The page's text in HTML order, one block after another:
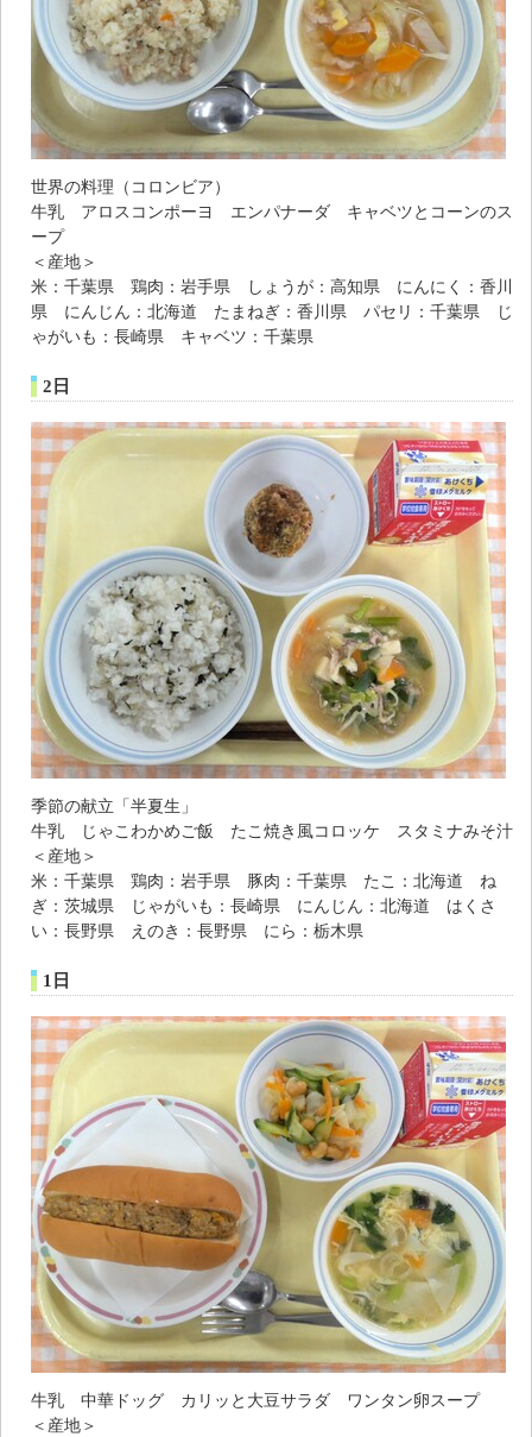
世界の料理（コロンビア）
牛乳 アロスコンポーヨ エンパナーダ キャベツとコーンのス
ープ
＜産地＞
米：千葉県 鶏肉：岩手県 しょうが：高知県 にんにく：香川
県 にんじん：北海道 たまねぎ：香川県 パセリ：千葉県 じ
ゃがいも：長崎県 キャベツ：千葉県
2日
季節の献立「半夏生」
牛乳 じゃこわかめご飯 たこ焼き風コロッケ スタミナみそ汁
＜産地＞
米：千葉県 鶏肉：岩手県 豚肉：千葉県 たこ：北海道 ね
ぎ：茨城県 じゃがいも：長崎県 にんじん：北海道 はくさ
い：長野県 えのき：長野県 にら：栃木県
1日
牛乳 中華ドッグ カリッと大豆サラダ ワンタン卵スープ
＜産地＞